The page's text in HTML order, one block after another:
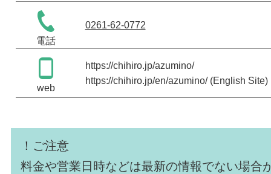
電話
0261-62-0772
web
https://chihiro.jp/azumino/
https://chihiro.jp/en/azumino/(English Site)
！ご注意
料金や営業日時などは最新の情報でない場合